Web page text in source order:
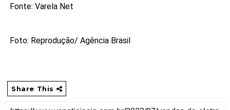
Fonte: Varela Net
Foto: Reprodução/ Agência Brasil
Share This